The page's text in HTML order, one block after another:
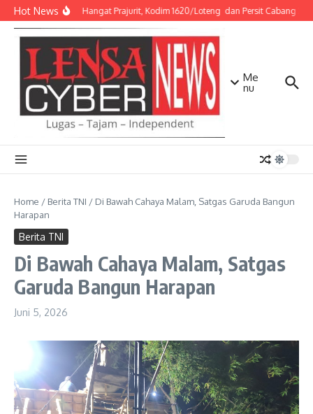
Lewati ke konten
Hot NewsSentuhan Hangat Prajurit, Kodim 1620/Loteng dan Persit Cabang XXX
Me
nu
Home / Berita TNI / Di Bawah Cahaya Malam, Satgas Garuda Bangun
Harapan
Berita TNI
Di Bawah Cahaya Malam, Satgas
Garuda Bangun Harapan
Juni 5, 2026